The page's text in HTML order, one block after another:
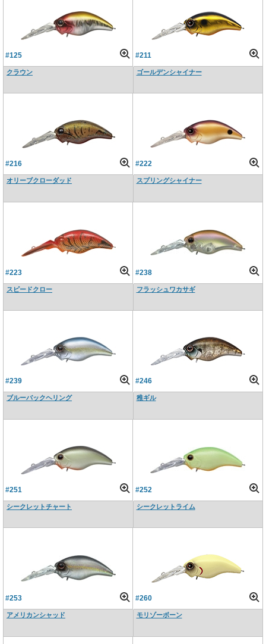
#125
クラウン
#211
ゴールデンシャイナー
#216
オリーブクローダッド
#222
スプリングシャイナー
#223
スピードクロー
#238
フラッシュワカサギ
#239
ブルーバックヘリング
#246
稚ギル
#251
シークレットチャート
#252
シークレットライム
#253
アメリカンシャッド
#260
モリゾーボーン